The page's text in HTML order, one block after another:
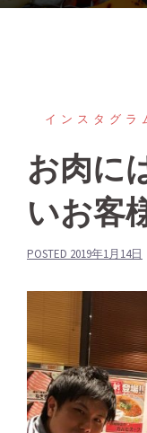
インスタグラ
お肉に
いお客
POSTED 2019年1月14日